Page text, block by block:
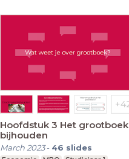
Hoofdstuk 3 Het grootboek
bijhouden
March 2023- 46 slides